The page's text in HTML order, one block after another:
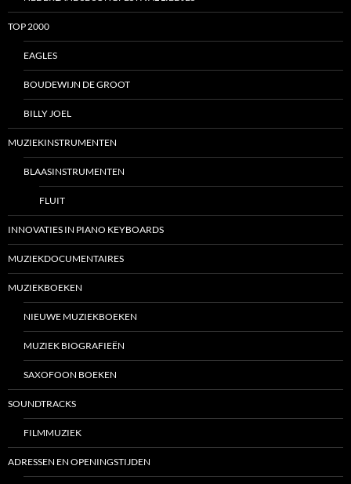
TOP 2000
EAGLES
BOUDEWIJN DE GROOT
BILLY JOEL
MUZIEKINSTRUMENTEN
BLAASINSTRUMENTEN
FLUIT
INNOVATIES IN PIANO KEYBOARDS
MUZIEKDOCUMENTAIRES
MUZIEKBOEKEN
NIEUWE MUZIEKBOEKEN
MUZIEK BIOGRAFIEËN
SAXOFOON BOEKEN
SOUNDTRACKS
FILMMUZIEK
ADRESSEN EN OPENINGSTIJDEN